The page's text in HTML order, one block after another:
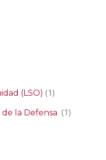
(LSO) (1)
la Defensa (1)